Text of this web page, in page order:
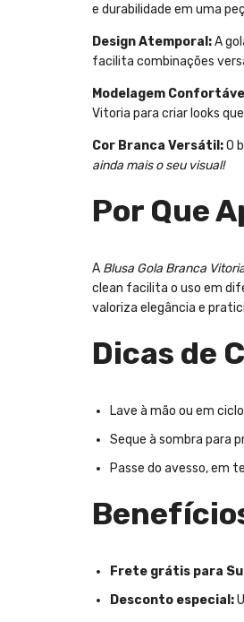
e durabilidade em uma
Design Atemporal:A
facilita combinações
Modelagem
Vitoria para criar looks
Cor Branca Versátil:O
ainda mais o seu visual!
Por Que
A Blusa Gola Branca
clean facilita o uso em
valoriza elegância e
Dicas de
Lave à mão ou em
Seque à sombra para
Passe do avesso, em
Frete grátis para
Desconto especial: